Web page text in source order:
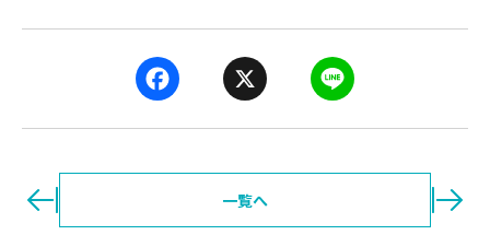
a
e
o
i
e
ページ送り 一覧へ